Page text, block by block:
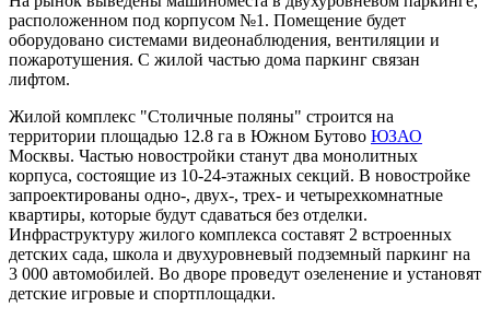
расположенном под корпусом №1. Помещение будет
оборудовано системами видеонаблюдения, вентиляции и
пожаротушения. С жилой частью дома паркинг связан
лифтом.
Жилой комплекс "Столичные поляны" строится на
территории площадью 12.8 га в Южном Бутово ЮЗАО
Москвы. Частью новостройки станут два монолитных
корпуса, состоящие из 10-24-этажных секций. В новостройке
запроектированы одно-, двух-, трех- и четырехкомнатные
квартиры, которые будут сдаваться без отделки.
Инфраструктуру жилого комплекса составят 2 встроенных
детских сада, школа и двухуровневый подземный паркинг на
3 000 автомобилей. Во дворе проведут озеленение и установят
детские игровые и спортплощадки.